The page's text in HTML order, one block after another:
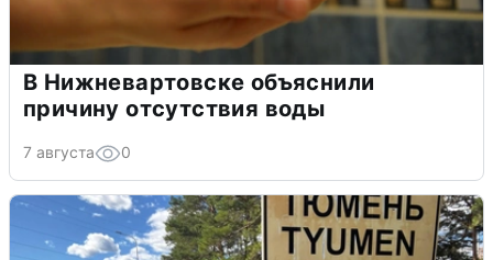
В Нижневартовске объяснили
причину отсутствия воды
7 августа 0